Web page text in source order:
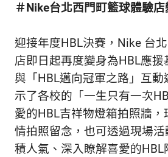
＃Nike台北西門町籃球體驗
迎接年度HBL決賽，Nike 台
店即日起再度變身為HBL應
與「HBL邁向冠軍之路」互動
示了各校的「一生只有一次
愛的HBL吉祥物燈箱拍照牆
情拍照留念，也可透過現場
積人氣、深入瞭解喜愛的HBL